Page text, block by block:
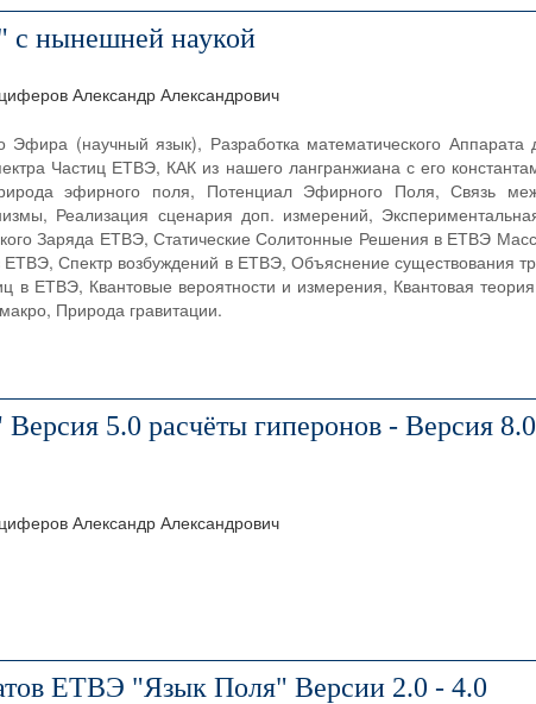
нынешней наукой
Александр Александрович
(научный язык), Разработка математического
Частиц ЕТВЭ, КАК из нашего лангранжиана с его
эфирного поля, Потенциал Эфирного Поля, Связь
Реализация сценария доп. измерений,
Заряда ЕТВЭ, Статические Солитонные Решения в ЕТВЭ
Спектр возбуждений в ЕТВЭ, Объяснение существования
в ЕТВЭ, Квантовые вероятности и измерения, Квантовая
Природа гравитации.
5.0 расчёты гиперонов - Версия 8.0
Александр Александрович
ЕТВЭ "Язык Поля" Версии 2.0 - 4.0